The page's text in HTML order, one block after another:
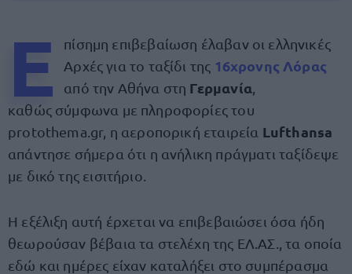
Ε
πίσημη επιβεβαίωση έλαβαν οι ελληνικές
Αρχές για το ταξίδι της 16χρονης Λόρας
από την Αθήνα στη Γερμανία
καθώς σύμφωνα με πληροφορίες του
protothema.gr, η αεροπορική εταιρεία Lufthansa
απάντησε σήμερα ότι η ανήλικη πράγματι ταξίδεψε
με δικό της εισιτήριο.
Η εξέλιξη αυτή έρχεται να επιβεβαιώσει όσα ήδη
θεωρούσαν βέβαια τα στελέχη της ΕΛ.ΑΣ., τα οποία
εδώ και ημέρες είχαν καταλήξει στο συμπέρασμα